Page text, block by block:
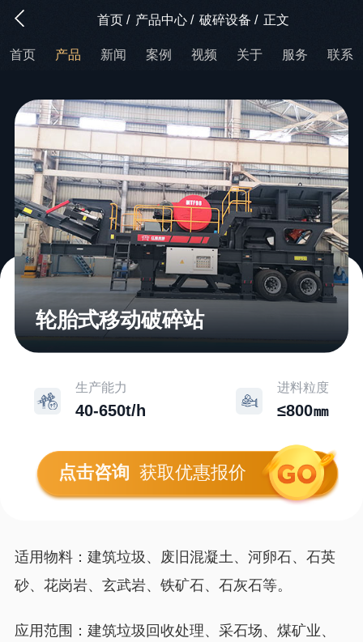
首页 / 产品中心 / 破碎设备 / 正文
首页 产品 新闻 案例 视频 关于 服务 联系
轮胎式移动破碎站
生产能力
40-650t/h
进料粒度
≤800㎜
点击咨询 获取优惠报价
适用物料：建筑垃圾、废旧混凝土、河卵石、石英
砂、花岗岩、玄武岩、铁矿石、石灰石等。
应用范围：建筑垃圾回收处理、采石场、煤矿业、